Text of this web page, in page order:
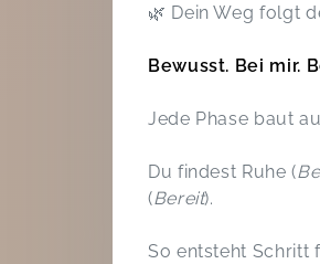
🌿 Dein Weg folgt
Bewusst. Bei mir.
Jede Phase baut
Du findest Ruhe (
(Bereit).
So entsteht Schritt